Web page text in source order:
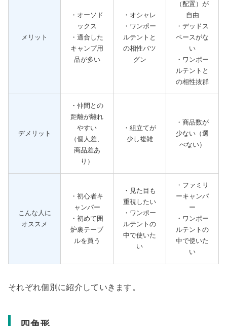
メリット
・オーソド
ックス
・適合した
キャンプ用
品が多い
・オシャレ
・ワンポー
ルテントと
の相性バツ
グン
（配置）が
自由
・デッドス
ペースがな
い
・ワンポー
ルテントと
の相性抜群
デメリット
・仲間との
距離が離れ
やすい
（個人差、
商品差あ
り）
・組立てが
少し複雑
・商品数が
少ない（選
べない）
こんな人に
オススメ
・初心者キ
ャンパー
・初めて囲
炉裏テーブ
ルを買う
・見た目も
重視したい
・ワンポー
ルテントの
中で使いた
い
・ファミリ
ーキャンパ
ー
・ワンポー
ルテントの
中で使いた
い
それぞれ個別に紹介していきます。